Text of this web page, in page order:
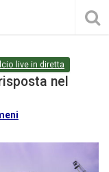
live in diretta
nel